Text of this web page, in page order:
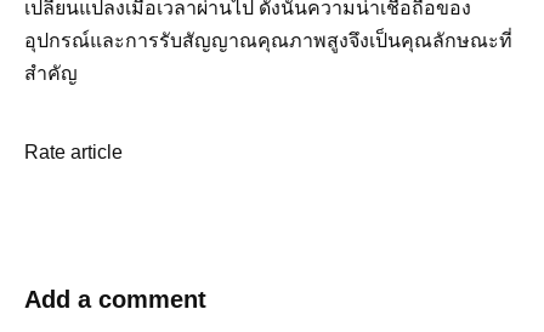
เปลี่ยนแปลงเมื่อเวลาผ่านไป ดังนั้นความน่าเชื่อถือของ
อุปกรณ์และการรับสัญญาณคุณภาพสูงจึงเป็นคุณลักษณะที่
สำคัญ
Rate article
Add a comment